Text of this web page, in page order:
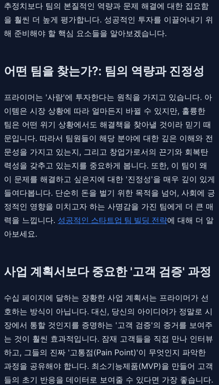
추정치보다 팀의 본질적인 역량과 문제 해결에 대한 집요함
을 훨씬 더 높게 평가합니다. 성공적인 투자를 이끌어내기 위
해 준비해야 할 핵심 요소들을 알아보겠습니다.
어떤 팀을 찾는가?: 팀의 역량과 진정성
프라이머는 '사람'에 투자한다는 원칙을 가지고 있습니다. 아
이템은 시장 상황에 따라 얼마든지 바뀔 수 있지만, 훌륭한
팀은 어떤 위기 상황에서도 해결책을 찾아낼 것이라 믿기 때
문입니다. 따라서 팀원들이 해당 분야에 대한 깊은 이해와 전
문성을 가지고 있는지, 그리고 창업가로서의 끈기와 회복탄
력성을 갖추고 있는지를 중요하게 봅니다. 또한, 이 팀이 왜
이 문제를 해결하고 싶은지에 대한 '진정성'을 매우 깊이 있게
들여다봅니다. 단순히 돈을 벌기 위한 목적을 넘어, 사회에 긍
정적인 영향을 미치고자 하는 사명감을 가진 팀에게 더 큰 매
력을 느낍니다. 성공적인 스타트업 팀 빌딩 전략에 대해 더 알
아보세요.
사업 계획서보다 중요한 '고객 검증' 과정
수십 페이지에 달하는 장황한 사업 계획서는 프라이머가 선
호하는 방식이 아닙니다. 대신, 당신의 아이디어가 정말로 시
장에서 통할 것인지를 증명하는 '고객 검증'의 증거를 보여주
는 것이 훨씬 효과적입니다. 잠재 고객들을 직접 만나 인터뷰
하고, 그들의 진짜 '고통점(Pain Point)'이 무엇인지 파악한
과정을 공유해야 합니다. 최소기능제품(MVP)을 만들어 고객
들의 초기 반응을 데이터로 보여줄 수 있다면 가장 좋습니다.